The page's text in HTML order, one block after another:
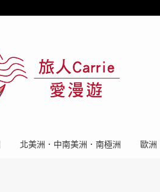
北美洲．中南美洲．南極洲 歐洲